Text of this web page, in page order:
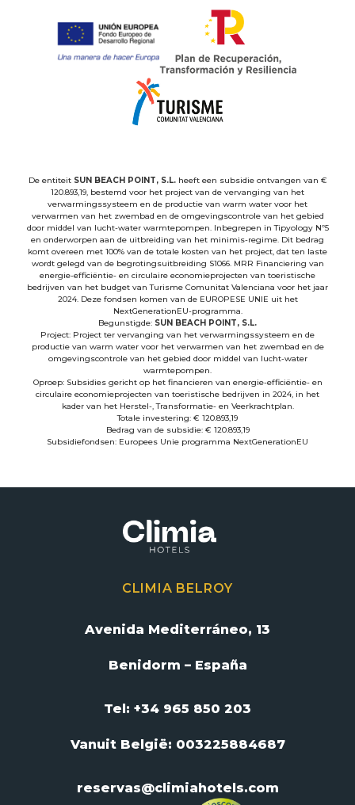
De entiteit SUN BEACH POINT, S.L.heeft een subsidie ontvangen van €
120.893,19, bestemd voor het project van de vervanging van het
verwarmingssysteem en de productie van warm water voor het
verwarmen van het zwembad en de omgevingscontrole van het gebied
door middel van lucht-water warmtepompen. Inbegrepen in Tipyology Nº5
en onderworpen aan de uitbreiding van het minimis-regime. Dit bedrag
komt overeen met 100% van de totale kosten van het project, dat ten laste
wordt gelegd van de begrotingsuitbreiding S1066. MRR Financiering van
energie-efficiëntie- en circulaire economieprojecten van toeristische
bedrijven van het budget van Turisme Comunitat Valenciana voor het jaar
2024. Deze fondsen komen van de EUROPESE UNIE uit het
NextGenerationEU-programma.
Begunstigde: SUN BEACH POINT, S.L.
Project: Project ter vervanging van het verwarmingssysteem en de
productie van warm water voor het verwarmen van het zwembad en de
omgevingscontrole van het gebied door middel van lucht-water
warmtepompen.
Oproep: Subsidies gericht op het financieren van energie-efficiëntie- en
circulaire economieprojecten van toeristische bedrijven in 2024, in het
kader van het Herstel-, Transformatie- en Veerkrachtplan.
Totale investering: € 120.893,19
Bedrag van de subsidie: € 120.893,19
Subsidiefondsen: Europees Unie programma NextGenerationEU
CLIMIA BELROY
Avenida Mediterráneo, 13
Benidorm – España
Tel: +34 965 850 203
Vanuit België: 003225884687
reservas@climiahotels.com